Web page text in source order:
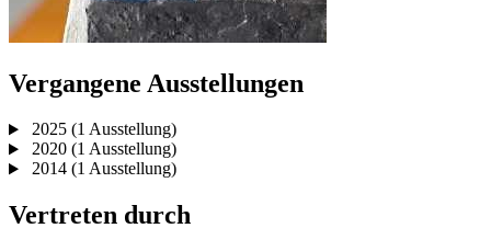
Vergangene Ausstellungen
2025 (1 Ausstellung)
2020 (1 Ausstellung)
2014 (1 Ausstellung)
Vertreten durch